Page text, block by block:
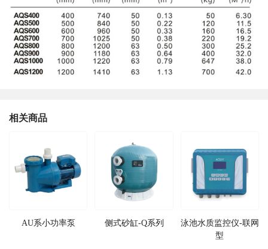
相关商品
AU系小功率泵 侧式砂缸-Q系列
泳池水质监控仪-联网
型